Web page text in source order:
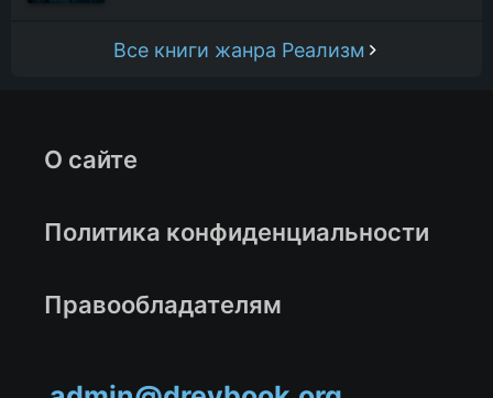
Все книги жанра Реализм
О сайте
Политика конфиденциальности
Правообладателям